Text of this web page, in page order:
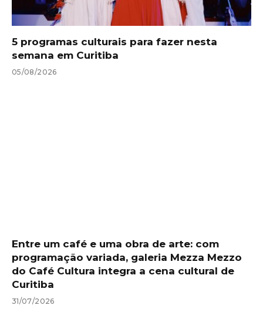
5 programas culturais para fazer nesta
semana em Curitiba
05/08/2026
Entre um café e uma obra de arte: com
programação variada, galeria Mezza Mezzo
do Café Cultura integra a cena cultural de
Curitiba
31/07/2026